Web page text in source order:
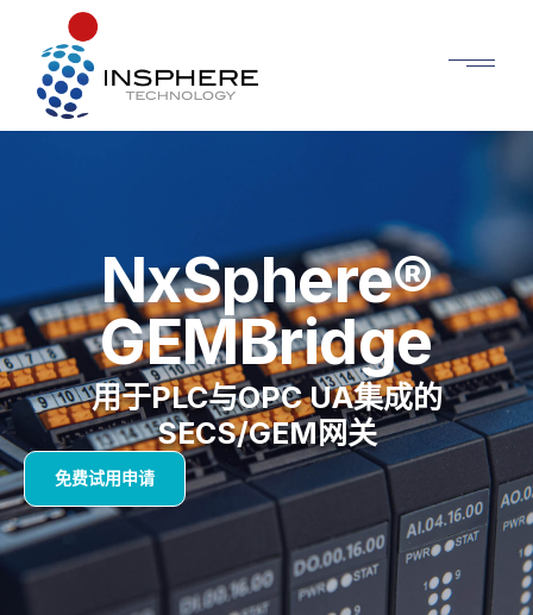
NxSphere®
GEMBridge
用于PLC与OPC UA集成的
SECS/GEM网关
免费试用申请